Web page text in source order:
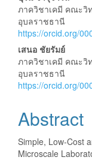
ภาควิชาเคมี คณะวิ
อุบลราชธานี
https://orcid.org/
เสนอ ชัยรัมย์
ภาควิชาเคมี คณะวิ
อุบลราชธานี
https://orcid.org/
Abstract
Simple, Low-Cost
Microscale